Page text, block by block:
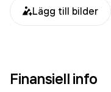
Lägg till bilder
Finansiell info